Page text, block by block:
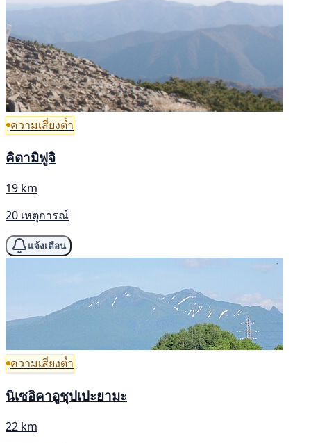
ความเสี่ยงต่ำ
คิตามิฟูจิ
19 km
20 เหตุการณ์
แจ้งเตือน
ความเสี่ยงต่ำ
นิเซอิคาอูชุปเปะยามะ
22 km